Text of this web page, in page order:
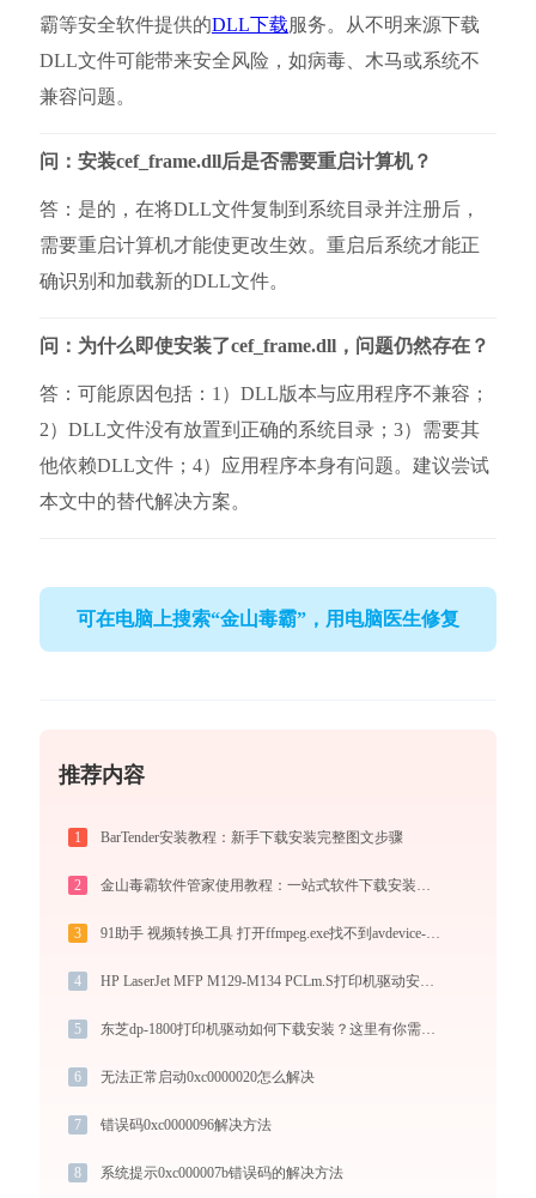
霸等安全软件提供的DLL下载服务。从不明来源下载
DLL文件可能带来安全风险，如病毒、木马或系统不
兼容问题。
问：安装cef_frame.dll后是否需要重启计算机？
答：是的，在将DLL文件复制到系统目录并注册后，
需要重启计算机才能使更改生效。重启后系统才能正
确识别和加载新的DLL文件。
问：为什么即使安装了cef_frame.dll，问题仍然存在？
答：可能原因包括：1）DLL版本与应用程序不兼容；
2）DLL文件没有放置到正确的系统目录；3）需要其
他依赖DLL文件；4）应用程序本身有问题。建议尝试
本文中的替代解决方案。
可在电脑上搜索“金山毒霸”，用电脑医生修复
推荐内容
1 BarTender安装教程：新手下载安装完整图文步骤
2
3 91助手 视频转换工具 打开ffmpeg.exe找不到avdevice-58.dll怎么办
4 HP LaserJet MFP M129-M134 PCLm.S打印机驱动安装全攻略：从下载到安装完全教程
5 东芝dp-1800打印机驱动如何下载安装？这里有你需要的所有信息
6 无法正常启动0xc0000020怎么解决
7 错误码0xc0000096解决方法
8 系统提示0xc000007b错误码的解决方法